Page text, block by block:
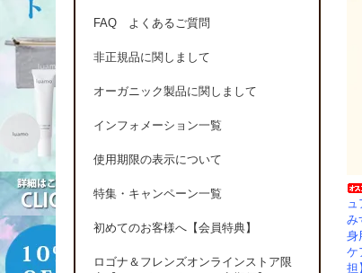
み
身
ケ
担
FAQ よくあるご質問
非正規品に関しまして
オーガニック製品に関しまして
インフォメーション一覧
使用期限の表示について
特集・キャンペーン一覧
初めてのお客様へ【会員特典】
ロゴナ＆フレンズオンラインストア限